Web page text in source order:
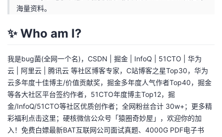
海量资料。
✨️ Who am I?
我是bug菌(全网一个名)，CSDN | 掘金 | InfoQ | 51CTO | 华为
云 | 阿里云 | 腾讯云 等社区博客专家，C站博客之星Top30，华为
云多年度十佳博主/价值贡献奖，掘金多年度人气作者Top40，掘金
等各大社区平台签约作者，51CTO年度博主Top12，掘
金/InfoQ/51CTO等社区优质创作者；全网粉丝合计 30w+；更多精
彩福利点击这里；硬核微信公众号「猿圈奇妙屋」，欢迎你的加
入！免费白嫖最新BAT互联网公司面试真题、4000G PDF电子书